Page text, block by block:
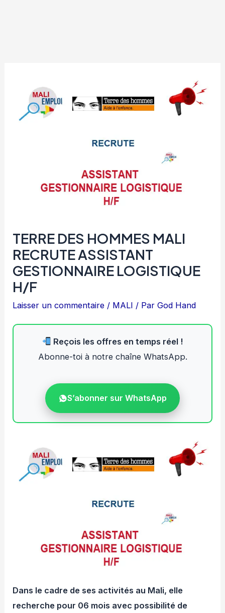
TERRE DES HOMMES MALI
RECRUTE ASSISTANT
GESTIONNAIRE LOGISTIQUE
H/F
Laisser un commentaire / MALI / ParGod Hand
Reçois les offres en temps réel !
Abonne-toi à notre chaîne WhatsApp.
S’abonner sur WhatsApp
Dans le cadre de ses activités au Mali, elle
recherche pour 06 mois avec possibilité de